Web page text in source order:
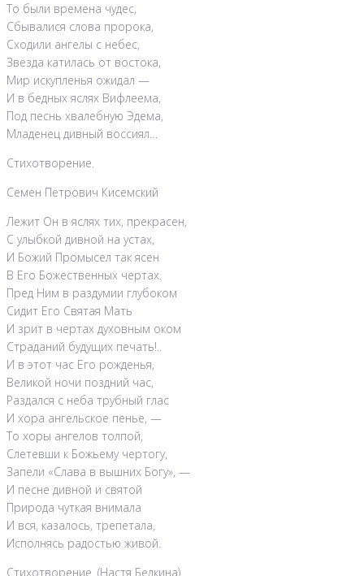
То были времена чудес,
Сбывалися слова пророка,
Сходили ангелы с небес,
Звезда катилась от востока,
Мир искупленья ожидал —
И в бедных яслях Вифлеема,
Под песнь хвалебную Эдема,
Младенец дивный воссиял…
Стихотворение.
Семен Петрович Кисемский
Лежит Он в яслях тих, прекрасен,
С улыбкой дивной на устах,
И Божий Промысел так ясен
В Его Божественных чертах.
Пред Ним в раздумии глубоком
Сидит Его Святая Мать
И зрит в чертах духовным оком
Страданий будущих печать!..
И в этот час Его рожденья,
Великой ночи поздний час,
Раздался с неба трубный глас
И хора ангельское пенье, —
То хоры ангелов толпой,
Слетевши к Божьему чертогу,
Запели «Слава в вышних Богу», —
И песне дивной и святой
Природа чуткая внимала
И вся, казалось, трепетала,
Исполнясь радостью живой.
Стихотворение. (Настя Белкина)